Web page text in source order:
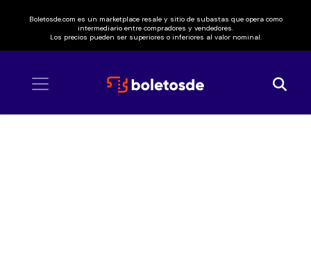
Boletosde.com es un marketplace resale y sitio de subastas que opera como
intermediario entre compradores y vendedores.
Los precios pueden ser superiores o inferiores al valor nominal.